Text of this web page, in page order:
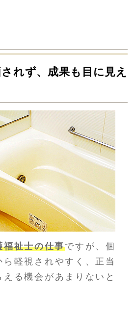
れず、成果も目に見え
福祉士の仕事ですが、個
ら軽視されやすく、正当
る機会があまりないと